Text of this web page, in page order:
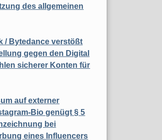
des allgemeinen
/ Bytedance verstößt
gegen den Digital
sicherer Konten für
auf externer
Bio genügt § 5
bei
eines Influencers